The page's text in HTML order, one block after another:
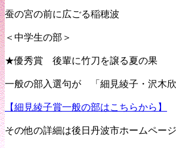
蚕の宮の前に広ごる稲穂波
＜中学生の部＞
★優秀賞 後輩に竹刀を譲る夏の果
一般の部入選句が 「細見綾子・沢木
【細見綾子賞一般の部はこちらから】
その他の詳細は後日丹波市ホームペー